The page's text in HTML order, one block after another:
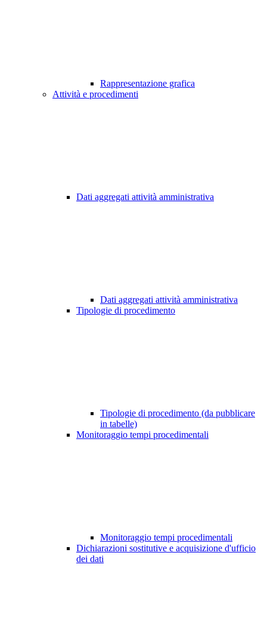
Rappresentazione grafica
Attività e procedimenti
Dati aggregati attività amministrativa
Dati aggregati attività amministrativa
Tipologie di procedimento
Tipologie di procedimento (da pubblicare
in tabelle)
Monitoraggio tempi procedimentali
Monitoraggio tempi procedimentali
Dichiarazioni sostitutive e acquisizione d'ufficio
dei dati